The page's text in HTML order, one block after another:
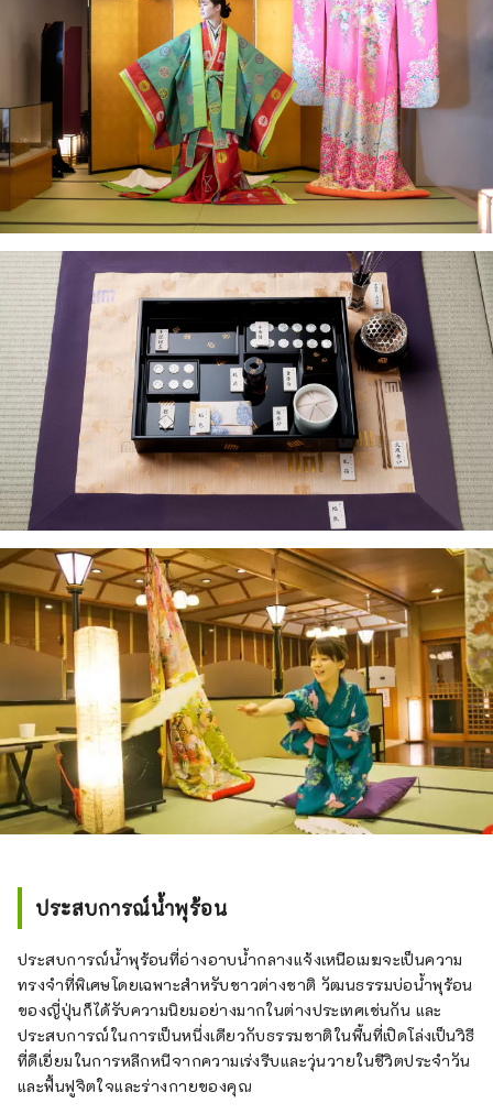
ประสบการณ์น้ำพุร้อน
ประสบการณ์น้ำพุร้อนที่อ่างอาบน้ำกลางแจ้งเหนือเมฆจะเป็นความ
ทรงจำที่พิเศษโดยเฉพาะสำหรับชาวต่างชาติ วัฒนธรรมบ่อน้ำพุร้อน
ของญี่ปุ่นก็ได้รับความนิยมอย่างมากในต่างประเทศเช่นกัน และ
ประสบการณ์ในการเป็นหนึ่งเดียวกับธรรมชาติในพื้นที่เปิดโล่งเป็นวิธี
ที่ดีเยี่ยมในการหลีกหนีจากความเร่งรีบและวุ่นวายในชีวิตประจำวัน
และฟื้นฟูจิตใจและร่างกายของคุณ